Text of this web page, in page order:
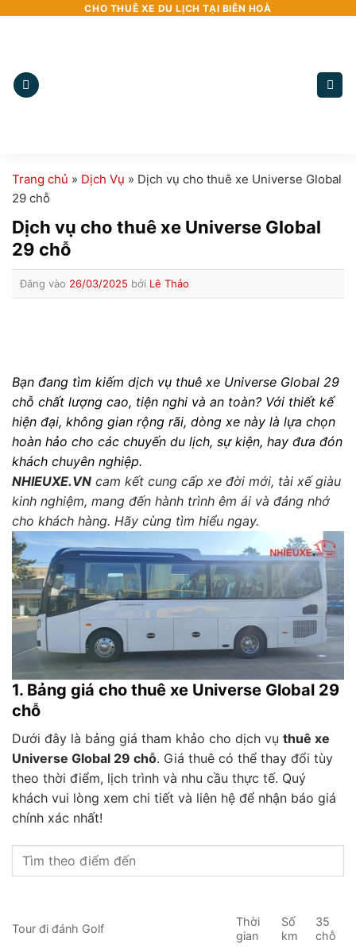
dung
CHO THUÊ XE DU LỊCH TẠI BIÊN HOÀ
Trang chủ » Dịch Vụ » Dịch vụ cho thuê xe Universe Global
29 chỗ
Dịch vụ cho thuê xe Universe Global
29 chỗ
Đăng vào 26/03/2025 bởi Lê Thảo
Bạn đang tìm kiếm dịch vụ thuê xe Universe Global 29
chỗ chất lượng cao, tiện nghi và an toàn? Với thiết kế
hiện đại, không gian rộng rãi, dòng xe này là lựa chọn
hoàn hảo cho các chuyến du lịch, sự kiện, hay đưa đón
khách chuyên nghiệp.
NHIEUXE.VN cam kết cung cấp xe đời mới, tài xế giàu
kinh nghiệm, mang đến hành trình êm ái và đáng nhớ
cho khách hàng. Hãy cùng tìm hiểu ngay.
1. Bảng giá cho thuê xe Universe Global 29
chỗ
Dưới đây là bảng giá tham khảo cho dịch vụ thuê xe
Universe Global 29 chỗ. Giá thuê có thể thay đổi tùy
theo thời điểm, lịch trình và nhu cầu thực tế. Quý
khách vui lòng xem chi tiết và liên hệ để nhận báo giá
chính xác nhất!
Tour đi đánh Golf
Thời
gian
Số
km
35
chỗ